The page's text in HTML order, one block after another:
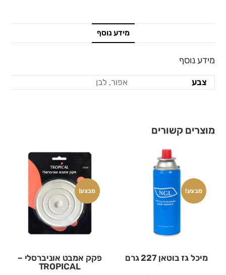
מידע נוסף
מידע נוסף
צבע אפור, לבן
מוצרים קשורים
מבצע!
מיכל גז בוטאן 227 גרם
מבצע!
פקק אמבט אוניברסלי –
TROPICAL